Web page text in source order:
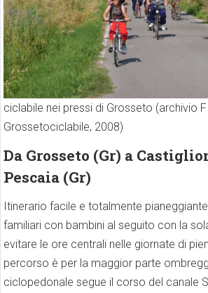
ciclabile nei pressi di Grosseto (archivio
Grossetociclabile, 2008)
Da Grosseto (Gr) a
Pescaia (Gr)
Itinerario facile e totalmente
familiari con bambini al seguito con la
evitare le ore centrali nelle giornate di
percorso è per la maggior parte
ciclopedonale segue il corso del canale